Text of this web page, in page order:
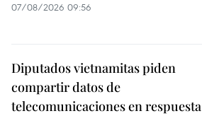
07/08/2026 09:56
Diputados vietnamitas piden
compartir datos de
telecomunicaciones en respuesta